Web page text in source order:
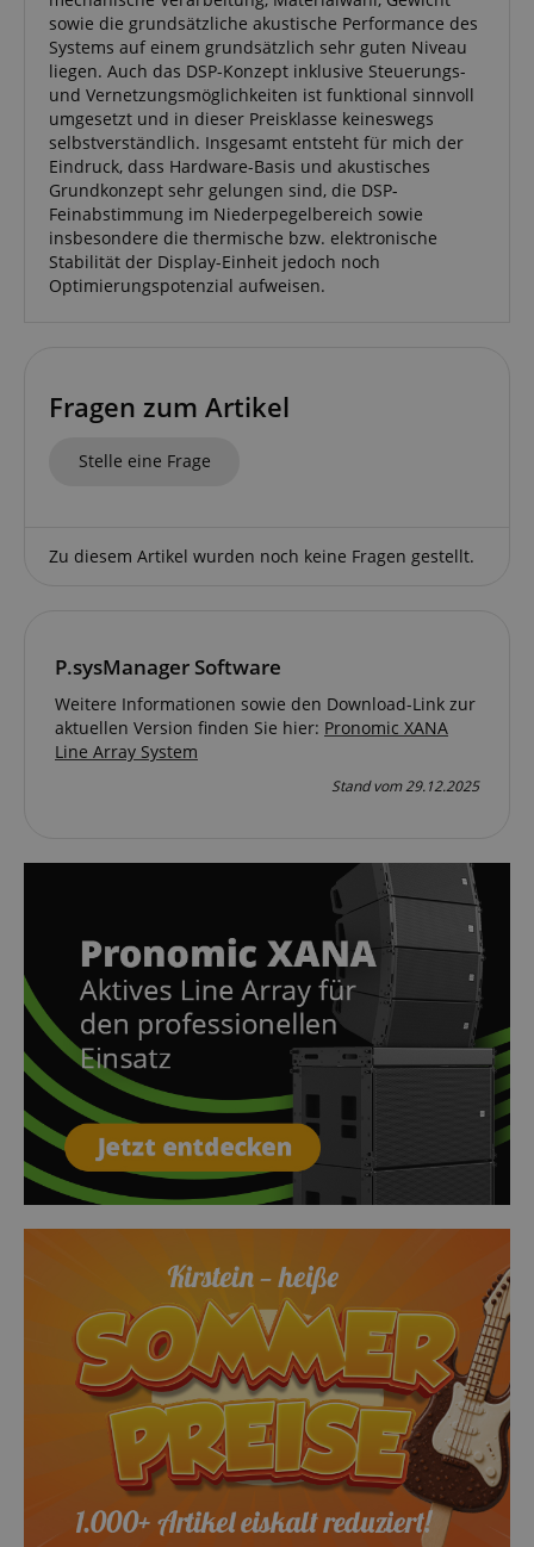
sowie die grundsätzliche akustische Performance des
Systems auf einem grundsätzlich sehr guten Niveau
liegen. Auch das DSP-Konzept inklusive Steuerungs-
und Vernetzungsmöglichkeiten ist funktional sinnvoll
umgesetzt und in dieser Preisklasse keineswegs
selbstverständlich. Insgesamt entsteht für mich der
Eindruck, dass Hardware-Basis und akustisches
Grundkonzept sehr gelungen sind, die DSP-
Feinabstimmung im Niederpegelbereich sowie
insbesondere die thermische bzw. elektronische
Stabilität der Display-Einheit jedoch noch
Optimierungspotenzial aufweisen.
Fragen zum Artikel
Stelle eine Frage
Zu diesem Artikel wurden noch keine Fragen gestellt.
P.sysManager Software
Weitere Informationen sowie den Download-Link zur
aktuellen Version finden Sie hier: Pronomic XANA
Line Array System
Stand vom 29.12.2025